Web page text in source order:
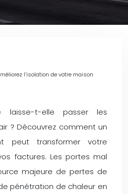
l’isolation de votre maison
laisse-t-elle passer les
? Découvrez comment un
peut transformer votre
factures. Les portes mal
majeure de pertes de
pénétration de chaleur en